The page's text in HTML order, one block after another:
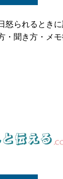
怒られるとき
・聞き方・メ